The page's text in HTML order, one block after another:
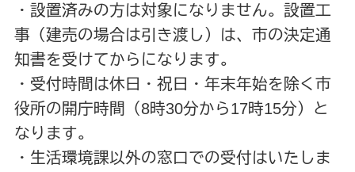
・設置済みの方は対象になりません。設置工
事（建売の場合は引き渡し）は、市の決定通
知書を受けてからになります。
・受付時間は休日・祝日・年末年始を除く市
役所の開庁時間（8時30分から17時15分）と
なります。
・生活環境課以外の窓口での受付はいたしま